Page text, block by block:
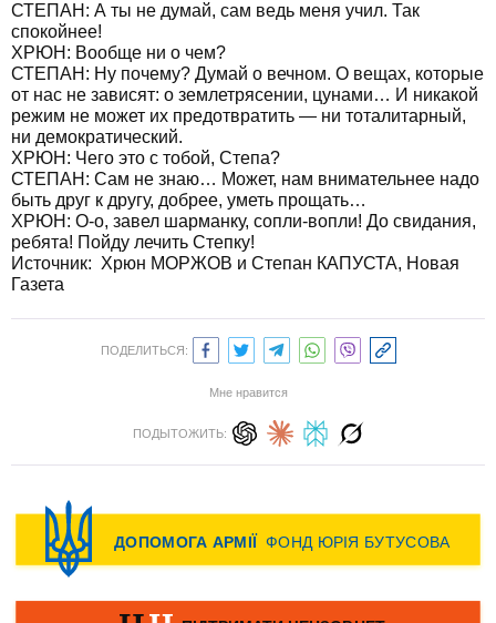
СТЕПАН: А ты не думай, сам ведь меня учил. Так
спокойнее!
ХРЮН: Вообще ни о чем?
СТЕПАН: Ну почему? Думай о вечном. О вещах, которые
от нас не зависят: о землетрясении, цунами… И никакой
режим не может их предотвратить — ни тоталитарный,
ни демократический.
ХРЮН: Чего это с тобой, Степа?
СТЕПАН: Сам не знаю… Может, нам внимательнее надо
быть друг к другу, добрее, уметь прощать…
ХРЮН: О-о, завел шарманку, сопли-вопли! До свидания,
ребята! Пойду лечить Степку!
Источник: Хрюн МОРЖОВ и Степан КАПУСТА, Новая
Газета
ПОДЕЛИТЬСЯ:
Мне нравится
ПОДЫТОЖИТЬ: